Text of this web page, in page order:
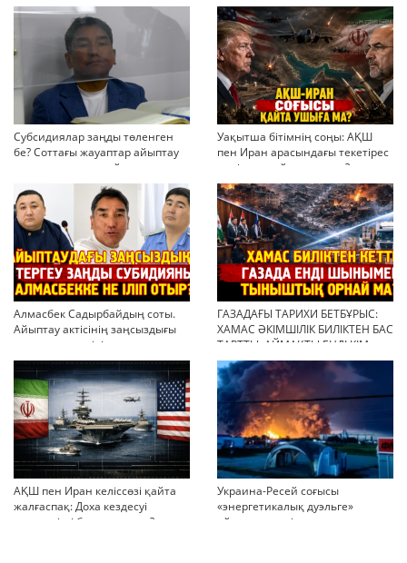
Субсидиялар заңды төленген
бе? Соттағы жауаптар айыптау
тұжырымдарын қайта қарауға
негіз бола ала ма?
Уақытша бітімнің соңы: АҚШ
пен Иран арасындағы текетірес
неліктен қайта ушықты?
Алмасбек Садырбайдың соты.
Айыптау актісінің заңсыздығы
мен қолдан өсірілген
миллиондар
ГАЗАДАҒЫ ТАРИХИ БЕТБҰРЫС:
ХАМАС ӘКІМШІЛІК БИЛІКТЕН БАС
ТАРТТЫ. АЙМАҚТЫ ЕНДІ КІМ
БАСҚАРАДЫ?
АҚШ пен Иран келіссөзі қайта
жалғаспақ: Доха кездесуі
шиеленісті бәсеңдете ме?
Украина-Ресей соғысы
«энергетикалық дуэльге»
айналып кетті